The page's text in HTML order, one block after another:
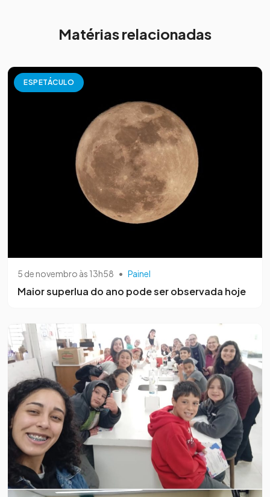
Matérias relacionadas
ESPETÁCULO
5 de novembro às 13h58 • Painel
Maior superlua do ano pode ser observada hoje